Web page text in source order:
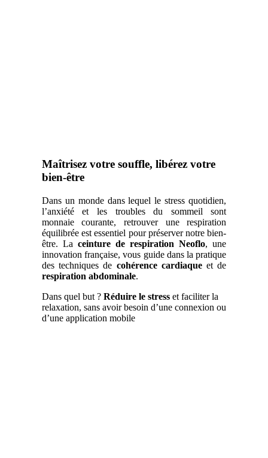
Maîtrisez votre souffle, libérez votre
bien-être
Dans un monde dans lequel le stress quotidien,
l’anxiété et les troubles du sommeil sont
monnaie courante, retrouver une respiration
équilibrée est essentiel pour préserver notre bien-
être. La ceinture de respirationNeoflo, une
innovation française, vous guide dans la pratique
des techniques de cohérence cardiaqueet de
respiration abdominale.
Dans quel but ? Réduire le stresset faciliter la
relaxation, sans avoir besoin d’une connexion ou
d’une application mobile